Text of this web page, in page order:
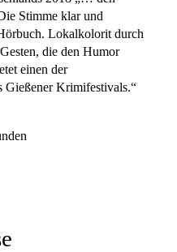
Stimme klar und
Lokalkolorit durch
die den Humor
einen der
Gießener Krimifestivals.“